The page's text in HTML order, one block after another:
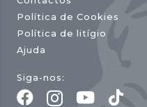
Política de Cookies
Política de litígio
Ajuda
Siga-nos: